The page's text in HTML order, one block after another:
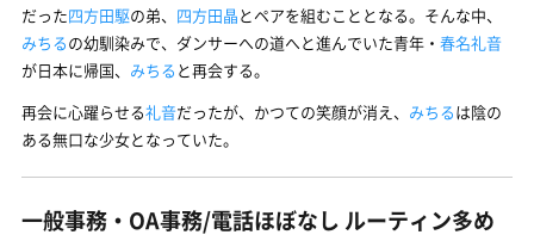
だった四方田駆の弟、 四方田晶とペアを組むこととなる。そんな中、
みちるの幼馴染みで、ダンサーへの道へと進んでいた青年・ 春名礼音
が日本に帰国、 みちる と再会する。
再会に心躍らせる礼音だったが、かつての笑顔が消え、 みちるは陰の
ある無口な少女となっていた。
一般事務・OA事務/電話ほぼなし ルーティン多め